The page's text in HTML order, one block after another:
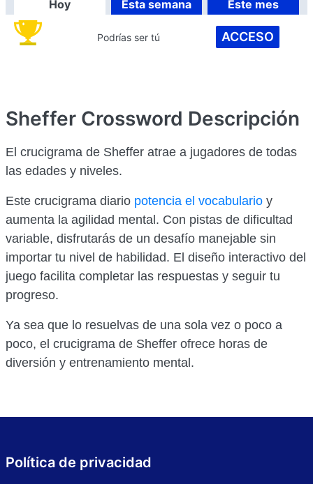
Hoy Esta semana Este mes
Podrías ser tú ACCESO
Sheffer Crossword Descripción
El crucigrama de Sheffer atrae a jugadores de todas
las edades y niveles.
Este crucigrama diario potencia el vocabulario y
aumenta la agilidad mental. Con pistas de dificultad
variable, disfrutarás de un desafío manejable sin
importar tu nivel de habilidad. El diseño interactivo del
juego facilita completar las respuestas y seguir tu
progreso.
Ya sea que lo resuelvas de una sola vez o poco a
poco, el crucigrama de Sheffer ofrece horas de
diversión y entrenamiento mental.
Política de privacidad